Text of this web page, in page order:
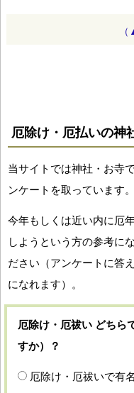
厄除け・厄払いの神
当サイトでは神社・お寺
ンケートを取っています。
今年もしくは近い内に厄
しようという方の参考に
ださい（アンケートに答
になれます）。
厄除け・厄祓い どちら
すか）？
厄除け・厄祓いで有